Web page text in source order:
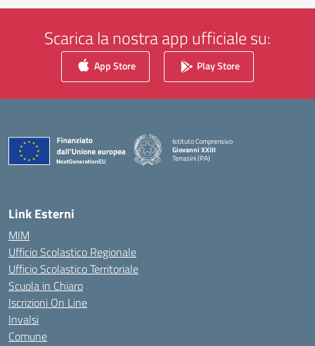
Scarica la nostra app ufficiale su:
App Store Play Store
Istituto Comprensivo
Giovanni XXIII
Terrasini (PA)
Link Esterni
MIM
Ufficio Scolastico Regionale
Ufficio Scolastico Territoriale
Scuola in Chiaro
Iscrizioni On Line
Invalsi
Comune